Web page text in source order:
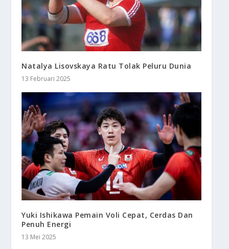
Natalya Lisovskaya Ratu Tolak Peluru Dunia
13 Februari 2025
Yuki Ishikawa Pemain Voli Cepat, Cerdas Dan
Penuh Energi
13 Mei 2025